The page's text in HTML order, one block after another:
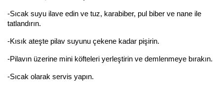
-Sıcak suyu ilave edin ve tuz, karabiber, pul biber ve nane ile
tatlandırın.
-Kısık ateşte pilav suyunu çekene kadar pişirin.
-Pilavın üzerine mini köfteleri yerleştirin ve demlenmeye bırakın.
-Sıcak olarak servis yapın.